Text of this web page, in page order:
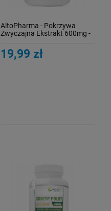
AltoPharma - Pokrzywa
Zwyczajna Ekstrakt 600mg -
19,99 zł